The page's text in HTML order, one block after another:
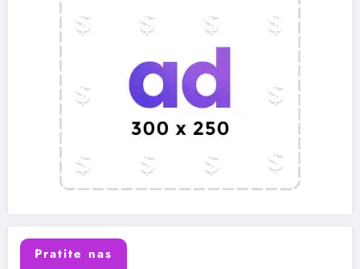
Pratite nas